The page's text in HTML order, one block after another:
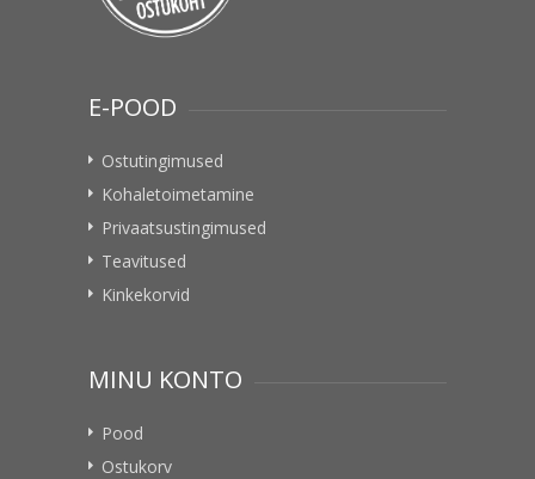
E-POOD
Ostutingimused
Kohaletoimetamine
Privaatsustingimused
Teavitused
Kinkekorvid
MINU KONTO
Pood
Ostukorv